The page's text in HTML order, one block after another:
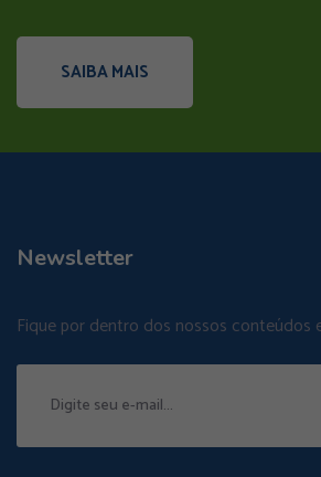
SAIBA MAIS
Newsletter
Fique por dentro dos nossos conteúdos